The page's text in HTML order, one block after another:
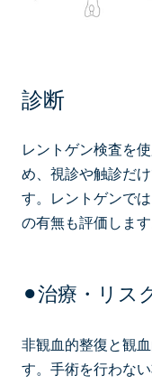
診断
レントゲン検査を
め、視診や触診だ
す。レントゲンで
の有無も評価します
⚫︎治療・リス
非観血的整復と観
す。手術を行わな